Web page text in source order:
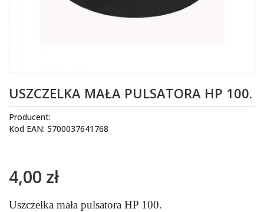
USZCZELKA MAŁA PULSATORA HP 100.
Producent:
Kod EAN: 5700037641768
4,00 zł
Uszczelka mała pulsatora HP 100.